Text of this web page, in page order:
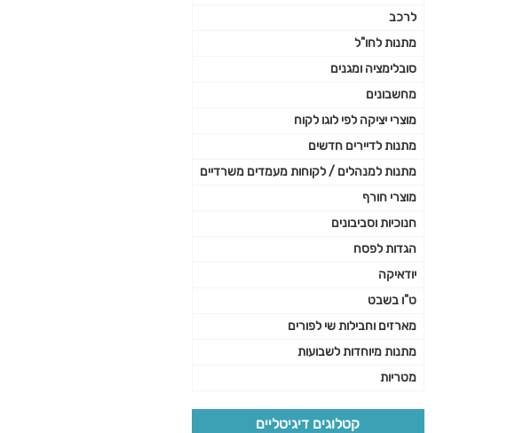
לרכב
מתנות לחו"ל
סובלימציה ומגנים
מחשבונים
מוצרי יציקה לפי לוגו לקוח
מתנות לדיירים חדשים
מתנות למנהלים / לקוחות מעמדים משרדיים
מוצרי חורף
חנוכיות וסביבונים
הגדות לפסח
יודאיקה
ט"ו בשבט
מארזים וחבילות שי לפורים
מתנות מיוחדות לשבועות
מטריות
קטלוגים דיגיטליים